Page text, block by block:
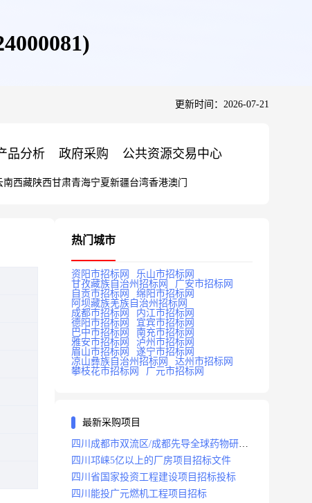
更新时间：2026-07-21
品分析 政府采购 公共资源交易中心
南西藏陕西甘肃青海宁夏新疆台湾香港澳门
热门城市
资阳市招标网
乐山市招标网
甘孜藏族自治州招标网
广安市招标网
自贡市招标网
绵阳市招标网
阿坝藏族羌族自治州招标网
成都市招标网
内江市招标网
德阳市招标网
宜宾市招标网
巴中市招标网
南充市招标网
雅安市招标网
泸州市招标网
眉山市招标网
遂宁市招标网
凉山彝族自治州招标网
达州市招标网
攀枝花市招标网
广元市招标网
最新采购项目
四川成都市双流区/成都先导全球药物研发
生产基地(一期)(dj)项目招标标段
四川邛崃5亿以上的厂房项目招标文件
四川省国家投资工程建设项目招标投标
四川能投广元燃机工程项目招标